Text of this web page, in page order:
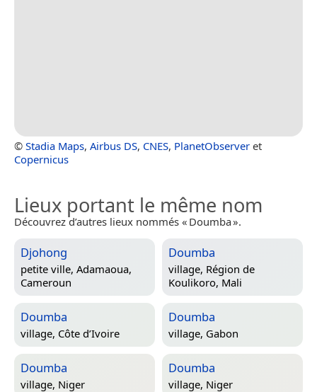
© Stadia Maps, Airbus DS, CNES, PlanetObserver et
Copernicus
Lieux portant le même nom
Découvrez d’autres lieux nommés « Doumba ».
Djohong
petite ville, Adamaoua,
Cameroun
Doumba
village, Région de
Koulikoro, Mali
Doumba
village, Côte d’Ivoire
Doumba
village, Gabon
Doumba
village, Niger
Doumba
village, Niger